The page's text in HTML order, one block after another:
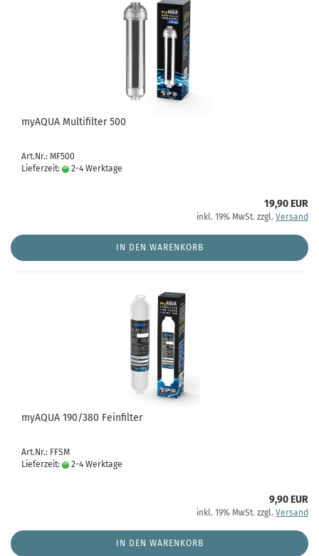
myAQUA Multifilter 500
Art.Nr.: MF500
Lieferzeit:
2-4 Werktage
19,90 EUR
inkl. 19% MwSt. zzgl. Versand
IN DEN WARENKORB
myAQUA 190/380 Feinfilter
Art.Nr.: FFSM
Lieferzeit:
2-4 Werktage
9,90 EUR
inkl. 19% MwSt. zzgl. Versand
IN DEN WARENKORB